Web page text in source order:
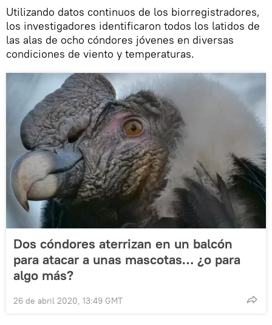
Utilizando datos continuos de los biorregistradores,
los investigadores identificaron todos los latidos de
las alas de ocho cóndores jóvenes en diversas
condiciones de viento y temperaturas.
Dos cóndores aterrizan en un balcón
para atacar a unas mascotas… ¿o para
algo más?
26 de abril 2020, 13:49 GMT